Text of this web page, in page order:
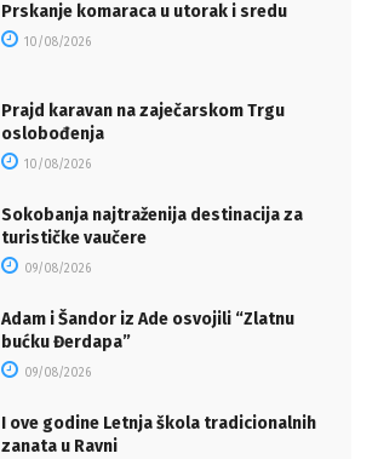
Prskanje komaraca u utorak i sredu
10/08/2026
Prajd karavan na zaječarskom Trgu
oslobođenja
10/08/2026
Sokobanja najtraženija destinacija za
turističke vaučere
09/08/2026
Adam i Šandor iz Ade osvojili “Zlatnu
bućku Đerdapa”
09/08/2026
I ove godine Letnja škola tradicionalnih
zanata u Ravni